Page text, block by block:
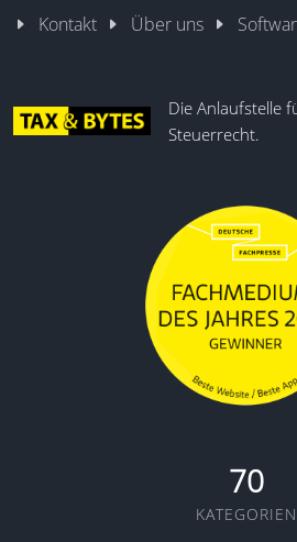
Kontakt Über uns
Die Anlaufstelle
Steuerrecht.
70
KATEGORIEN